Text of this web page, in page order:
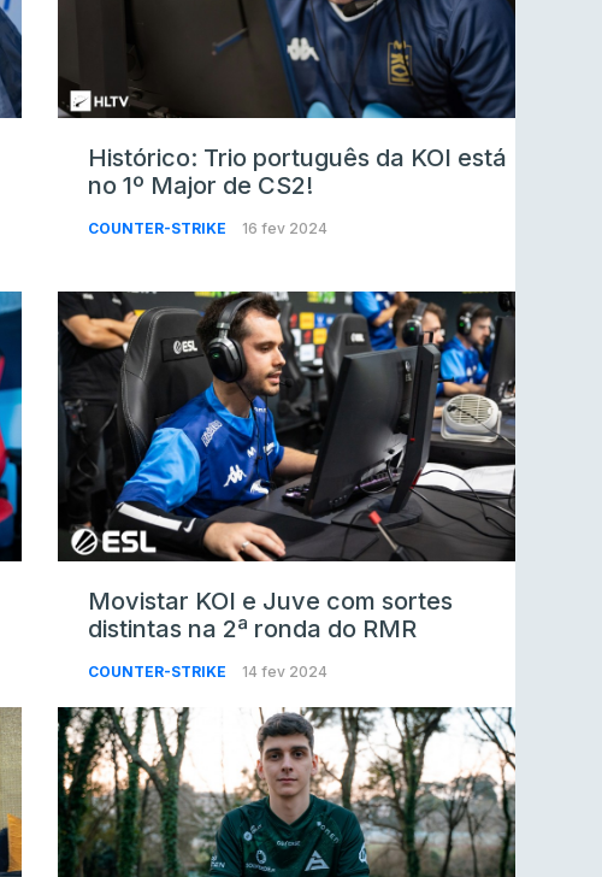
Histórico: Trio português da KOI está
no 1º Major de CS2!
COUNTER-STRIKE 16 fev 2024
Movistar KOI e Juve com sortes
distintas na 2ª ronda do RMR
COUNTER-STRIKE 14 fev 2024